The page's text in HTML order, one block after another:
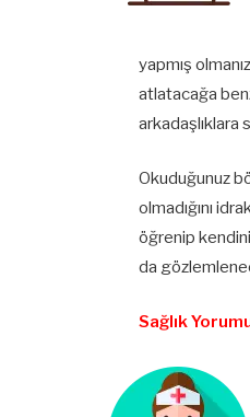
yapmış
atlatacağa
arkadaşlıklara
Okuduğunuz
olmadığını
öğrenip
da
Sağlık